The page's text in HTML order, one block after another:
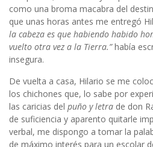
como una broma macabra del
que unas horas antes me entregó
la cabeza es que habiendo habido
vuelto otra vez a la Tierra.”había
insegura.
De vuelta a casa, Hilario se me
los chichones que, lo sabe por
las caricias del puño y letra de don
de suficiencia y aparento quitarle
verbal, me dispongo a tomar la
de máximo interés para un escolar